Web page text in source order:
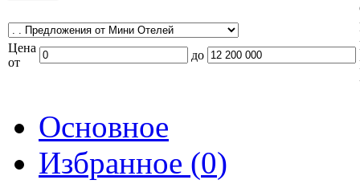
Цена
от
до
Основное
Избранное (0)